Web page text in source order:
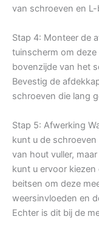
van schroeven en L-
Stap 4: Monteer de
tuinscherm om
bovenzijde van het
Bevestig de
schroeven die lang
Stap 5: Afwerking
kunt u de
van hout vuller,
kunt u ervoor
beitsen om deze
weersinvloeden en
Echter is dit bij de